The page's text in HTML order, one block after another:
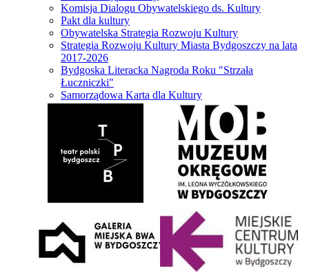
Komisja Dialogu Obywatelskiego ds. Kultury
Pakt dla kultury
Obywatelska Strategia Rozwoju Kultury
Strategia Rozwoju Kultury Miasta Bydgoszczy na lata
2017-2026
Bydgoska Literacka Nagroda Roku "Strzała
Łuczniczki"
Samorządowa Karta dla Kultury